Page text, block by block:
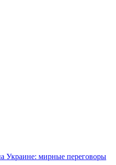
Украине: мирные переговоры